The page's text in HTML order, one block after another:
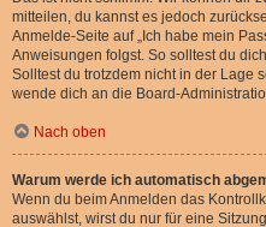
mitteilen, du kannst es jedoch
Anmelde-Seite auf „Ich habe mein
Anweisungen folgst. So solltest du
Solltest du trotzdem nicht in der Lage
wende dich an die Board-
Nach oben
Warum werde ich automatisch
Wenn du beim Anmelden das
auswählst, wirst du nur für eine